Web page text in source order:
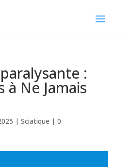
:
à Ne Jamais
| Sciatique | 0